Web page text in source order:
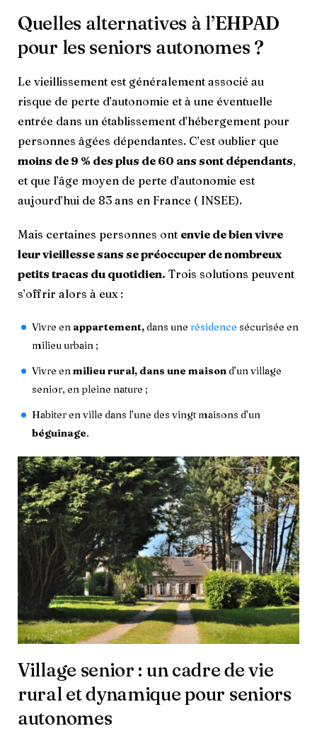
Quelles alternatives à l’EHPAD
pour les seniors autonomes ?
Le vieillissement est généralement associé au
risque de perte d’autonomie et à une éventuelle
entrée dans un établissement d’hébergement pour
personnes âgées dépendantes. C’est oublier que
moins de 9 % des plus de 60 ans sont dépendants,
et que l’âge moyen de perte d’autonomie est
aujourd’hui de 83 ans en France ( INSEE).
Mais certaines personnes ont envie de bien vivre
leur vieillesse sans se préoccuper de nombreux
petits tracas du quotidien. Trois solutions peuvent
s’offrir alors à eux :
Vivre en appartement,dans une résidence sécurisée en
milieu urbain ;
Vivre enmilieu rural, dans une maisond’un village
senior, en pleine nature ;
Habiter en ville dans l’une des vingt maisons d’un
béguinage.
Village senior : un cadre de vie
rural et dynamique pour seniors
autonomes